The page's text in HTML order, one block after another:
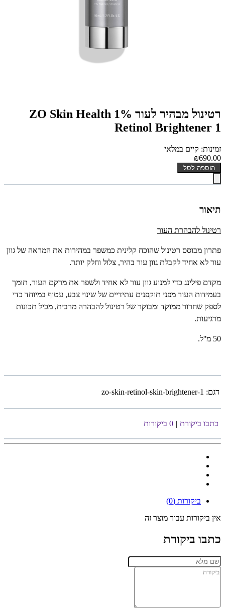
רטינול מבהיר לעור 1% ZO Skin Health
Retinol Brightener 1
זמינות: קיים במלאי
₪690.00
הוספה לסל
תיאור
רטינול להבהרת העור
פתרון מבוסס רטינול שהוכח קלינית כמשפר במהירות את המראה של גוון
עור לא אחיד לקבלת גוון עור בהיר, צלול וחלק יותר.
מקדם פילינג כדי למנוע גוון עור לא אחיד ולשפר את מרקם העור, תומך
בעמידות העור מפני תוקפנים עתידיים של שינוי צבע, עטוף במיוחד כדי
לספק שחרור ממוקד ומבוקר של רטינול להבהרה מרבית, מכיל תכונות
מרגיעות.
50 מ''ל.
דגם: zo-skin-retinol-skin-brightener-1
כתבו ביקורת | 0 ביקורות
ביקורות (0)
אין ביקורות עבור מוצר זה
כתבו ביקורת